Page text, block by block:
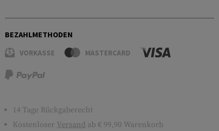
BEZAHLMETHODEN
VORKASSE MASTERCARD
14 Tage Rückgaberecht
Kostenloser Versand ab € 99,90 Warenkorb